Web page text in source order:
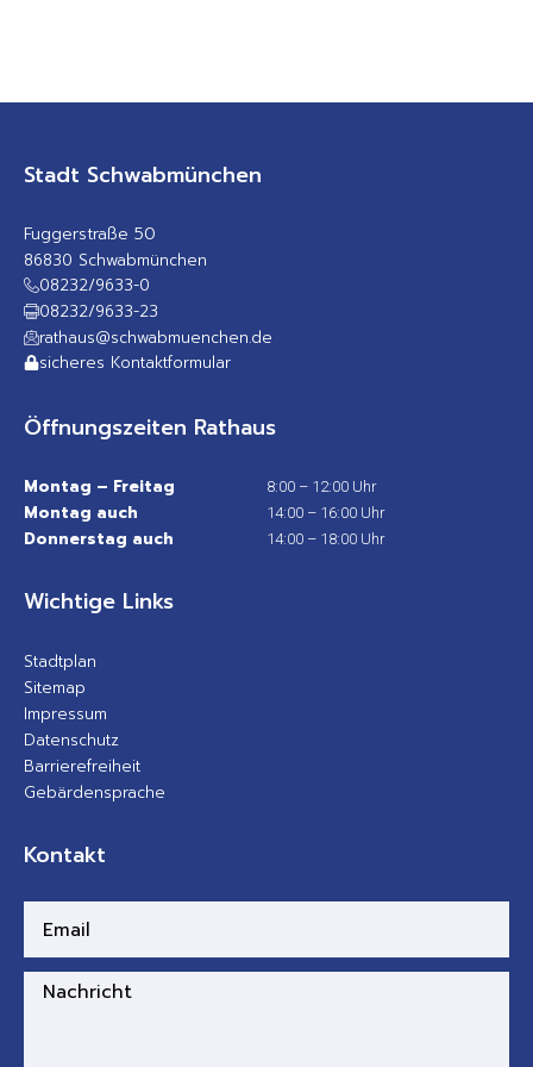
Stadt Schwabmünchen
Fuggerstraße 50
86830 Schwabmünchen
08232/9633-0
08232/9633-23
rathaus@schwabmuenchen.de
sicheres Kontaktformular
Öffnungszeiten Rathaus
Montag – Freitag 8:00 – 12:00 Uhr
Montag auch 14:00 – 16:00 Uhr
Donnerstag auch 14:00 – 18:00 Uhr
Wichtige Links
Stadtplan
Sitemap
Impressum
Datenschutz
Barrierefreiheit
Gebärdensprache
Kontakt